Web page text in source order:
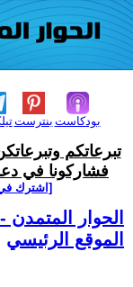
بنترست بودكاست
تبرعاتكم
فشاركونا في
[اشترك في
الحوار المتمدن
الموقع الرئيسي